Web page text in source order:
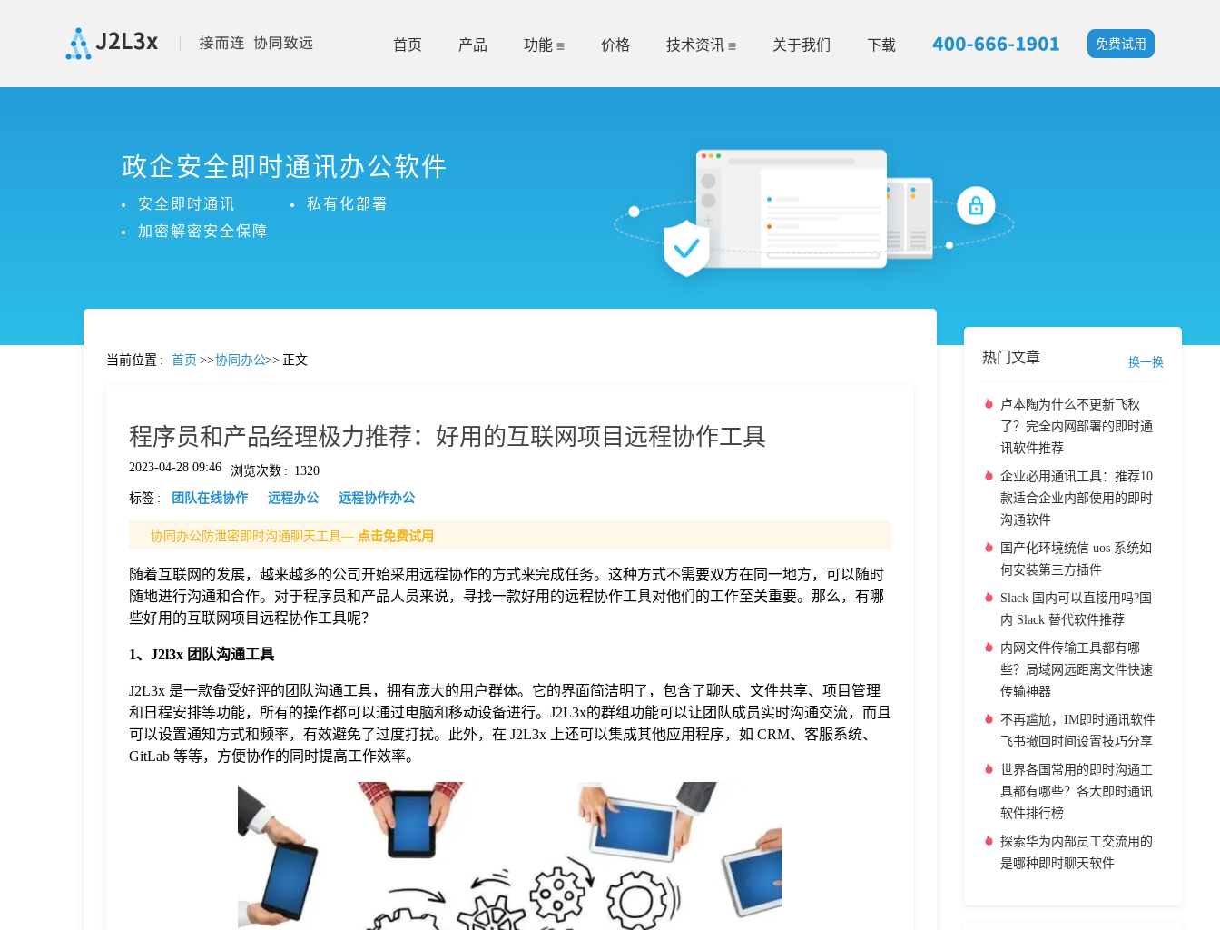
首页 产品 功能 价格 技术资讯 关于我们 下载 免费试用
政企安全即时通讯办公软件
安全即时通讯
私有化部署
加密解密安全保障
当前位置 : 首页 >>协同办公>> 正文
程序员和产品经理极力推荐：好用的互联网项目远程协作工具
2023-04-28 09:46 浏览次数 : 1320
标签 : 团队在线协作 远程办公 远程协作办公
协同办公防泄密即时沟通聊天工具— 点击免费试用
随着互联网的发展，越来越多的公司开始采用远程协作的方式来完成任务。这种方式不需要双方在同一地方，可以随时
随地进行沟通和合作。对于程序员和产品人员来说，寻找一款好用的远程协作工具对他们的工作至关重要。那么，有哪
些好用的互联网项目远程协作工具呢？
1、J2l3x 团队沟通工具
J2L3x 是一款备受好评的团队沟通工具，拥有庞大的用户群体。它的界面简洁明了，包含了聊天、文件共享、项目管理
和日程安排等功能，所有的操作都可以通过电脑和移动设备进行。J2L3x的群组功能可以让团队成员实时沟通交流，而且
可以设置通知方式和频率，有效避免了过度打扰。此外，在 J2L3x 上还可以集成其他应用程序，如 CRM、客服系统、
GitLab 等等，方便协作的同时提高工作效率。
热门文章 换一换
卢本陶为什么不更新飞秋
了？完全内网部署的即时通
讯软件推荐
企业必用通讯工具：推荐10
款适合企业内部使用的即时
沟通软件
国产化环境统信 uos 系统如
何安装第三方插件
Slack 国内可以直接用吗?国
内 Slack 替代软件推荐
内网文件传输工具都有哪
些？局域网远距离文件快速
传输神器
不再尴尬，IM即时通讯软件
飞书撤回时间设置技巧分享
世界各国常用的即时沟通工
具都有哪些？各大即时通讯
软件排行榜
探索华为内部员工交流用的
是哪种即时聊天软件